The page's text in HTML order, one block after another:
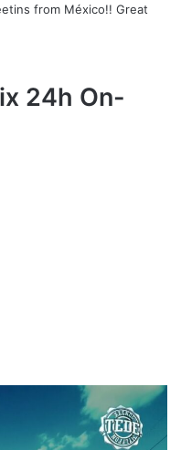
from México!! Great
24h On-